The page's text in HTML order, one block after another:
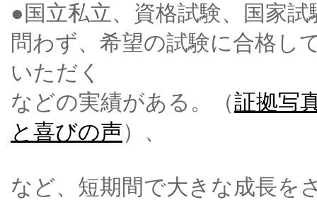
●国立私立、資格試験、国家試
問わず、希望の試験に合格し
いただく
などの実績がある。（証拠写
と喜びの声）、
など、短期間で大きな成長を